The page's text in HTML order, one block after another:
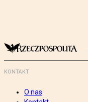
KONTAKT
O nas